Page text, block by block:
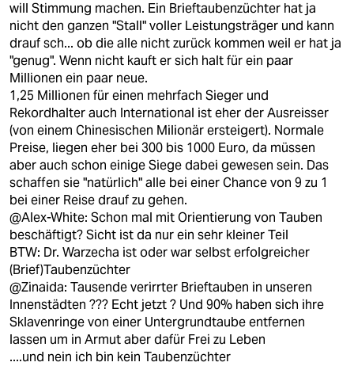
will Stimmung machen. Ein Brieftaubenzüchter hat ja
nicht den ganzen "Stall" voller Leistungsträger und kann
drauf sch... ob die alle nicht zurück kommen weil er hat ja
"genug". Wenn nicht kauft er sich halt für ein paar
Millionen ein paar neue.
1,25 Millionen für einen mehrfach Sieger und
Rekordhalter auch International ist eher der Ausreisser
(von einem Chinesischen Milionär ersteigert). Normale
Preise, liegen eher bei 300 bis 1000 Euro, da müssen
aber auch schon einige Siege dabei gewesen sein. Das
schaffen sie "natürlich" alle bei einer Chance von 9 zu 1
bei einer Reise drauf zu gehen.
@Alex-White: Schon mal mit Orientierung von Tauben
beschäftigt? Sicht ist da nur ein sehr kleiner Teil
BTW: Dr. Warzecha ist oder war selbst erfolgreicher
(Brief)Taubenzüchter
@Zinaida: Tausende verirrter Brieftauben in unseren
Innenstädten ??? Echt jetzt ? Und 90% haben sich ihre
Sklavenringe von einer Untergrundtaube entfernen
lassen um in Armut aber dafür Frei zu Leben
....und nein ich bin kein Taubenzüchter